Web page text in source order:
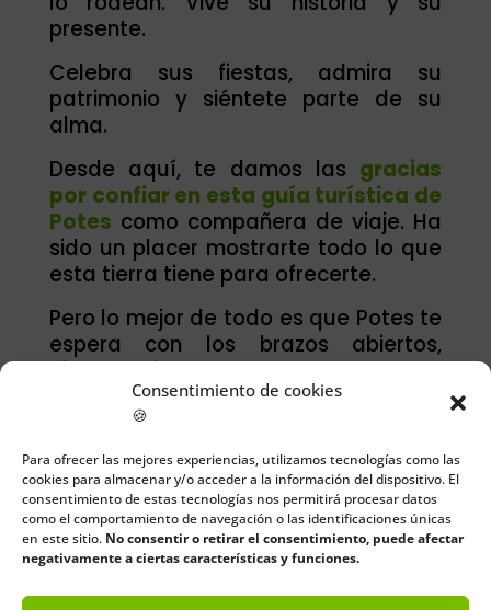
Consentimiento de cookies
🍪
Para ofrecer las mejores experiencias, utilizamos tecnologías como las
cookies para almacenar y/o acceder a la información del dispositivo. El
consentimiento de estas tecnologías nos permitirá procesar datos
como el comportamiento de navegación o las identificaciones únicas
en este sitio. No consentir o retirar el consentimiento, puede afectar
negativamente a ciertas características y funciones.
presente.
Celebra sus fiestas, admira su
patrimonio y siéntete parte de su
alma.
Desde aquí, te damos las gracias
por confiar en esta guía turística de
Potes como compañera de viaje. Ha
sido un placer mostrarte todo lo que
esta tierra tiene para ofrecerte.
Pero lo mejor de todo es que Potes te
espera con los brazos abiertos,
siempre listo para mostrarte algo
, para regalarte momentos
únicos y para recordarte por qué hay
lugares que se convierten en parte
de uno mismo.
Hasta pronto, viajero. Que tu camino
vuelva a cruzarse con las montañas
de Liébana y que sigas descubriendo,
una vez más,todo lo que significa